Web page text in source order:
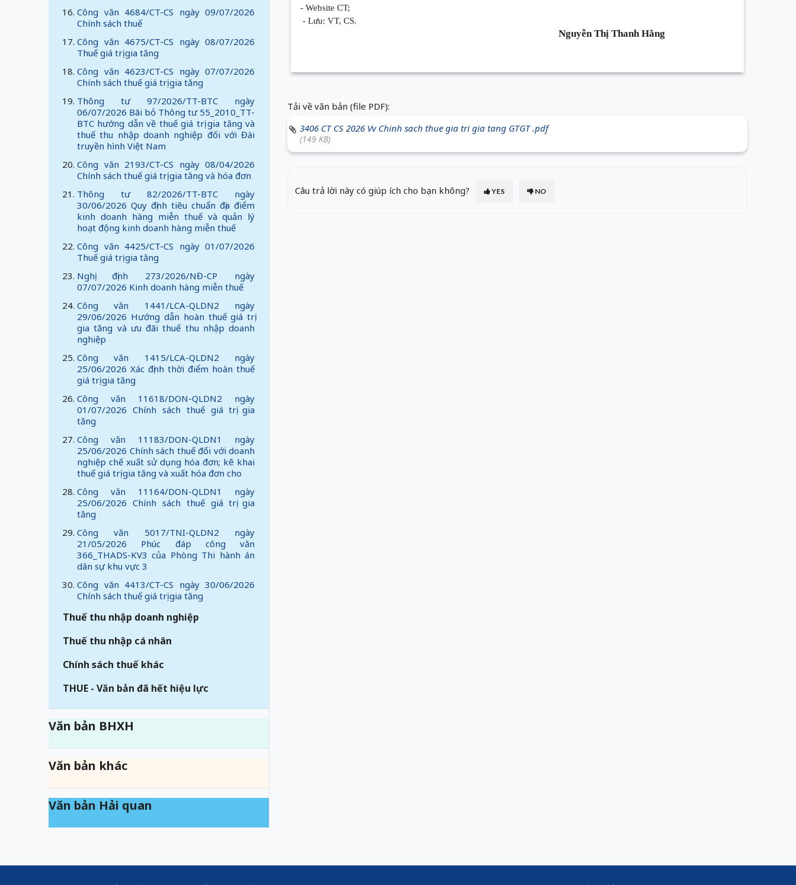
Công văn 4684/CT-CS ngày 09/07/2026
Chính sách thuế
Công văn 4675/CT-CS ngày 08/07/2026
Thuế giá trị gia tăng
Công văn 4623/CT-CS ngày 07/07/2026
Chính sách thuế giá trị gia tăng
Thông tư 97/2026/TT-BTC ngày
06/07/2026 Bãi bỏ Thông tư 55_2010_TT-
BTC hướng dẫn về thuế giá trị gia tăng và
thuế thu nhập doanh nghiệp đối với Đài
truyền hình Việt Nam
Công văn 2193/CT-CS ngày 08/04/2026
Chính sách thuế giá trị gia tăng và hóa đơn
Thông tư 82/2026/TT-BTC ngày
30/06/2026 Quy định tiêu chuẩn địa điểm
kinh doanh hàng miễn thuế và quản lý
hoạt động kinh doanh hàng miễn thuế
Công văn 4425/CT-CS ngày 01/07/2026
Thuế giá trị gia tăng
Nghị định 273/2026/NĐ-CP ngày
07/07/2026 Kinh doanh hàng miễn thuế
Công văn 1441/LCA-QLDN2 ngày
29/06/2026 Hướng dẫn hoàn thuế giá trị
gia tăng và ưu đãi thuế thu nhập doanh
nghiệp
Công văn 1415/LCA-QLDN2 ngày
25/06/2026 Xác định thời điểm hoàn thuế
giá trị gia tăng
Công văn 11618/DON-QLDN2 ngày
01/07/2026 Chính sách thuế giá trị gia
tăng
Công văn 11183/DON-QLDN1 ngày
25/06/2026 Chính sách thuế đối với doanh
nghiệp chế xuất sử dụng hóa đơn; kê khai
thuế giá trị gia tăng và xuất hóa đơn cho
Công văn 11164/DON-QLDN1 ngày
25/06/2026 Chính sách thuế giá trị gia
tăng
Công văn 5017/TNI-QLDN2 ngày
21/05/2026 Phúc đáp công văn
366_THADS-KV3 của Phòng Thi hành án
dân sự khu vực 3
Công văn 4413/CT-CS ngày 30/06/2026
Chính sách thuế giá trị gia tăng
Thuế thu nhập doanh nghiệp
Thuế thu nhập cá nhân
Chính sách thuế khác
THUE - Văn bản đã hết hiệu lực
Văn bản BHXH
Văn bản khác
Văn bản Hải quan
- Website CT;
- Lưu: VT, CS.
Nguyễn Thị Thanh Hằng
Tải về văn bản (file PDF):
3406 CT CS 2026 Vv Chinh sach thue gia tri gia tang GTGT .pdf
(149 KB)
Câu trả lời này có giúp ích cho bạn không? YES NO